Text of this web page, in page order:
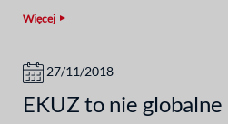
Więcej
27/11/2018
EKUZ to nie